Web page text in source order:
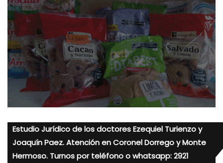
Estudio Jurídico de los doctores Ezequiel Turienzo y
Joaquín Paez. Atención en Coronel Dorrego y Monte
Hermoso. Turnos por teléfono o whatsapp: 2921